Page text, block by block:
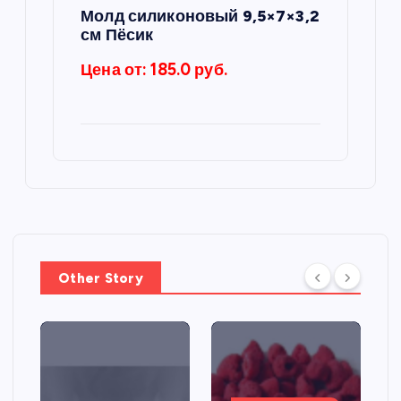
Молд силиконовый 9,5×7×3,2
см Пёсик
Цена от: 185.0 руб.
Other Story